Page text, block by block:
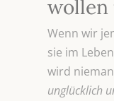
wollen
Wenn wir
sie im
wird
unglücklich